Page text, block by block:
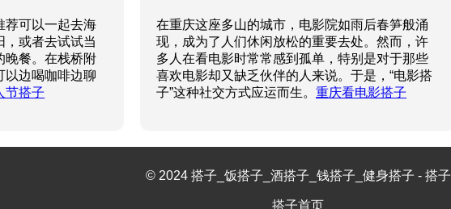
荐可以一起去海
，或者去试试当
晚餐。在栈桥附
以边喝咖啡边聊
节搭子
在重庆这座多山的城市，电影院如雨后春笋般涌
现，成为了人们休闲放松的重要去处。然而，许
多人在看电影时常常感到孤单，特别是对于那些
喜欢电影却又缺乏伙伴的人来说。于是，“电影搭
子”这种社交方式应运而生。重庆看电影搭子
© 2024 搭子_饭搭子_酒搭子_钱搭子_健身搭子 - 搭子
搭子首页